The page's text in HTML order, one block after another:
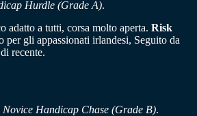
Hurdle (Grade A).
adatto a tutti, corsa molto aperta. Risk
per gli appassionati irlandesi, Seguito da
recente.
Novice Handicap Chase (Grade B).